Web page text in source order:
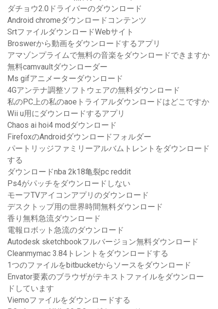
ダチョウ2.0ドライバーのダウンロード
Android chromeダウンロードコンテンツ
SrtファイルダウンロードWebサイト
Broswerから動画をダウンロードするアプリ
アマゾンプライムで無料の音楽をダウンロードできますか
無料camvaultダウンローダー
Ms gifアニメーターダウンロード
4Gアンテナ調整ソフトウェアの無料ダウンロード
私のPC上の私のaoeトライアルダウンロードはどこですか
Wii u用にダウンロードするアプリ
Chaos ai hoi4 modダウンロード
FirefoxのAndroidダウンロードフォルダー
パートリッジファミリーアルバムトレントをダウンロード
する
ダウンロードnba 2k18亀裂pc reddit
Ps4がパッチをダウンロードしない
モーフTVアイコンアプリのダウンロード
デスクトップ用の世界時間無料ダウンロード
香り無料急流ダウンロード
電報ロボット急流のダウンロード
Autodesk sketchbookフルバージョン無料ダウンロード
Cleanmymac 3.84トレントをダウンロードする
1つのファイルをbitbucketからソースをダウンロード
Envator要素のブラウザがテキストファイルをダウンロー
ドしています
Viemoファイルをダウンロードする